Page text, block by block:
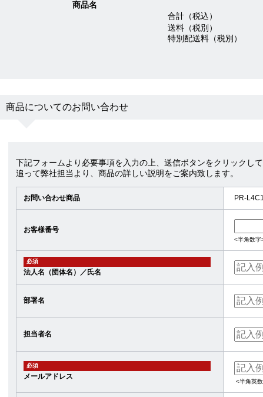
商品名
合計（税込）
送料（税別）
特別配送料（税別）
商品についてのお問い合わせ
下記フォームより必要事項を入力の上、送信ボタンをクリックして
追って弊社担当より、商品の詳しい説明をご案内致します。
お問い合わせ商品 PR-
お客様番号
<半角数字
必須
法人名（団体名）／氏名
部署名
担当者名
必須
メールアドレス
<半角英